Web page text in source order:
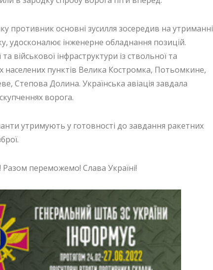
противник основні зусилля зосередив на утриманні
удосконалює інженерне обладнання позицій.
військової інфраструктури із ствольної та
населених пунктів Велика Костромка, Потьомкине,
Степова Долина. Українська авіація завдала
ворога.
утримують у готовності до завдання ракетних
Разом переможемо! Слава Україні!